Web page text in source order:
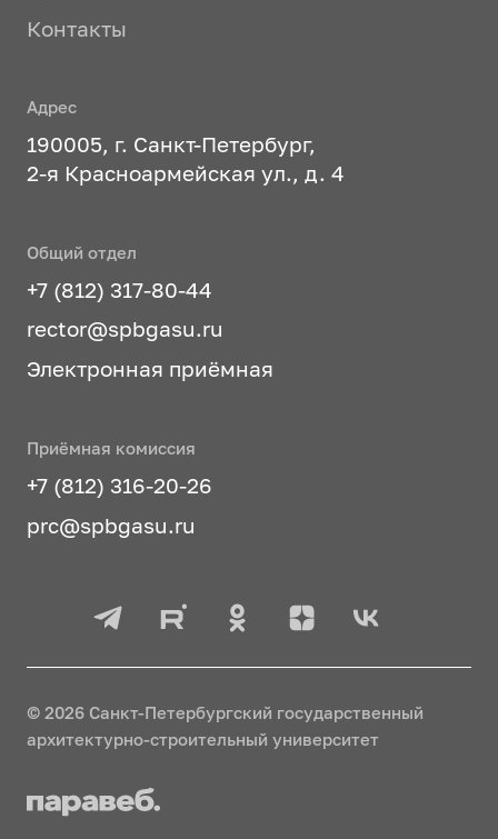
Контакты
Адрес
190005, г. Санкт-Петербург,
2-я Красноармейская ул., д. 4
Общий отдел
+7 (812) 317-80-44
rector@spbgasu.ru
Электронная приёмная
Приёмная комиссия
+7 (812) 316-20-26
prc@spbgasu.ru
© 2026 Санкт-Петербургский государственный
архитектурно-строительный университет